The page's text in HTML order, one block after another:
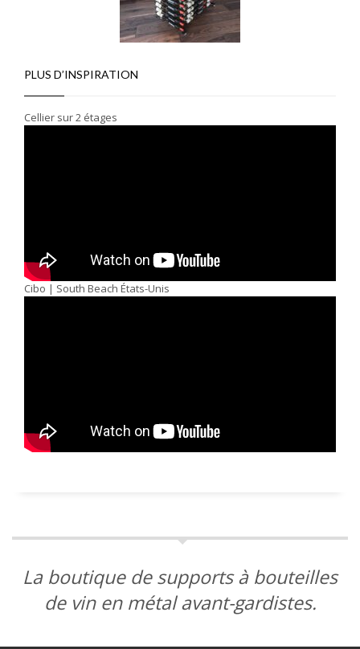
PLUS D’INSPIRATION
Cellier sur 2 étages
Cibo | South Beach États-Unis
La boutique de supports à bouteilles
de vin en métal avant-gardistes.